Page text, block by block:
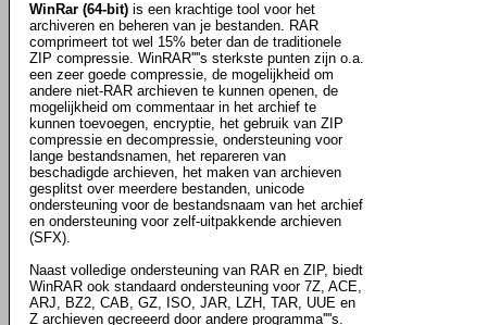
WinRar (64-bit) is een krachtige tool voor het
archiveren en beheren van je bestanden. RAR
comprimeert tot wel 15% beter dan de traditionele
ZIP compressie. WinRAR''''s sterkste punten zijn o.a.
een zeer goede compressie, de mogelijkheid om
andere niet-RAR archieven te kunnen openen, de
mogelijkheid om commentaar in het archief te
kunnen toevoegen, encryptie, het gebruik van ZIP
compressie en decompressie, ondersteuning voor
lange bestandsnamen, het repareren van
beschadigde archieven, het maken van archieven
gesplitst over meerdere bestanden, unicode
ondersteuning voor de bestandsnaam van het archief
en ondersteuning voor zelf-uitpakkende archieven
(SFX).
Naast volledige ondersteuning van RAR en ZIP, biedt
WinRAR ook standaard ondersteuning voor 7Z, ACE,
ARJ, BZ2, CAB, GZ, ISO, JAR, LZH, TAR, UUE en
Z archieven gecreeerd door andere programma''''s.